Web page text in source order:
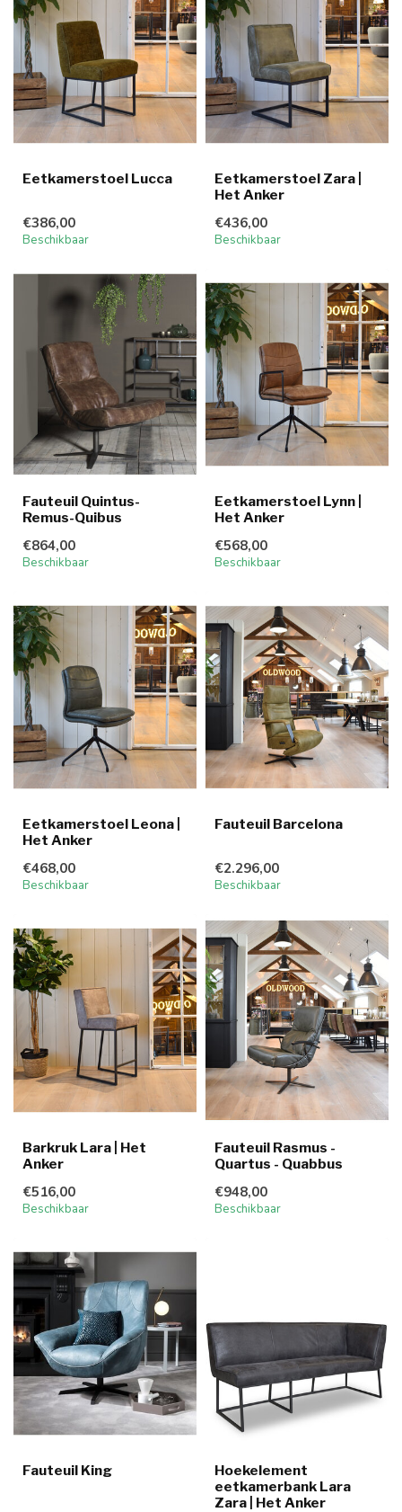
Eetkamerstoel Lucca
€386,00
Beschikbaar
Eetkamerstoel Zara |
Het Anker
€436,00
Beschikbaar
Fauteuil Quintus-
Remus-Quibus
€864,00
Beschikbaar
Eetkamerstoel Lynn |
Het Anker
€568,00
Beschikbaar
Eetkamerstoel Leona |
Het Anker
€468,00
Beschikbaar
Fauteuil Barcelona
€2.296,00
Beschikbaar
Barkruk Lara | Het
Anker
€516,00
Beschikbaar
Fauteuil Rasmus -
Quartus - Quabbus
€948,00
Beschikbaar
Fauteuil King
Hoekelement
eetkamerbank Lara
Zara | Het Anker